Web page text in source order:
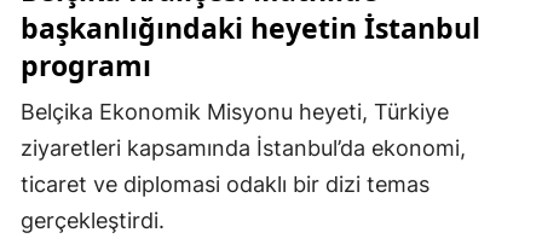
başkanlığındaki heyetin İstanbul
programı
Belçika Ekonomik Misyonu heyeti, Türkiye
ziyaretleri kapsamında İstanbul’da ekonomi,
ticaret ve diplomasi odaklı bir dizi temas
gerçekleştirdi.